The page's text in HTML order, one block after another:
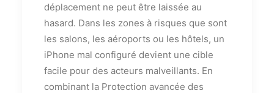
déplacement ne peut être laissée au
hasard. Dans les zones à risques que sont
les salons, les aéroports ou les hôtels, un
iPhone mal configuré devient une cible
facile pour des acteurs malveillants. En
combinant la Protection avancée des